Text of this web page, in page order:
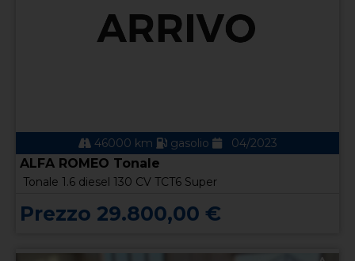
46000 km gasolio 04/2023
ALFA ROMEO Tonale
Tonale 1.6 diesel 130 CV TCT6 Super
Prezzo 29.800,00 €